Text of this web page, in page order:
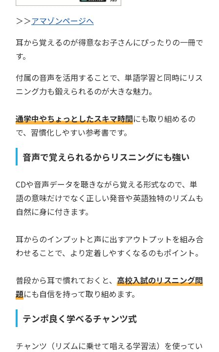
＞＞アマゾンページへ
耳から覚えるのが得意なお子さんにぴったりの一冊で
す。
付属の音声を活用することで、単語学習と同時にリス
ニング力も鍛えられるのが大きな魅力。
通学中やちょっとしたスキマ時間にも取り組めるの
で、習慣化しやすい参考書です。
音声で覚えられるからリスニングにも強い
CDや音声データを聴きながら覚える形式なので、単
語の意味だけでなく正しい発音や英語独特のリズムも
自然に身に付きます。
耳からのインプットと声に出すアウトプットを組み合
わせることで、より定着しやすくなるのもポイント。
普段から耳で慣れておくと、 高校入試のリスニング問
題にも自信を持って取り組めます。
テンポ良く学べるチャンツ式
チャンツ（リズムに乗せて唱える学習法）を使ってい